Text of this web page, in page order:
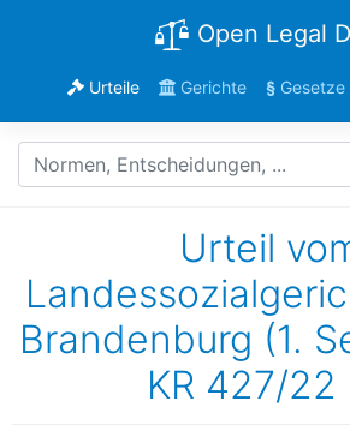
Open Legal
Urteile Gerichte §Gesetze
Urteil
Brandenburg (1.
KR 427/22